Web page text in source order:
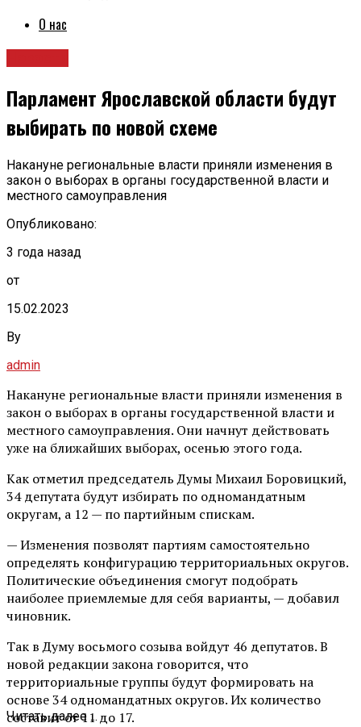
О нас
Парламент Ярославской области будут
выбирать по новой схеме
Накануне региональные власти приняли изменения в
закон о выборах в органы государственной власти и
местного самоуправления
Опубликовано:
3 года назад
от
15.02.2023
By
admin
Накануне региональные власти приняли изменения в
закон о выборах в органы государственной власти и
местного самоуправления. Они начнут действовать
уже на ближайших выборах, осенью этого года.
Как отметил председатель Думы Михаил Боровицкий,
34 депутата будут избирать по одномандатным
округам, а 12 — по партийным спискам.
— Изменения позволят партиям самостоятельно
определять конфигурацию территориальных округов.
Политические объединения смогут подобрать
наиболее приемлемые для себя варианты, — добавил
чиновник.
Так в Думу восьмого созыва войдут 46 депутатов. В
новой редакции закона говорится, что
территориальные группы будут формировать на
основе 34 одномандатных округов. Их количество
составит от 11 до 17.
Читать далее ...